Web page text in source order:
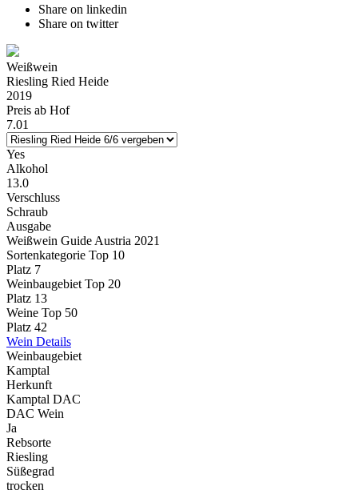
Share on linkedin
Share on twitter
Weißwein
Riesling Ried Heide
2019
Preis ab Hof
7.01
Yes
Alkohol
13.0
Verschluss
Schraub
Ausgabe
Weißwein Guide Austria 2021
Sortenkategorie Top 10
Platz 7
Weinbaugebiet Top 20
Platz 13
Weine Top 50
Platz 42
Wein Details
Weinbaugebiet
Kamptal
Herkunft
Kamptal DAC
DAC Wein
Ja
Rebsorte
Riesling
Süßegrad
trocken